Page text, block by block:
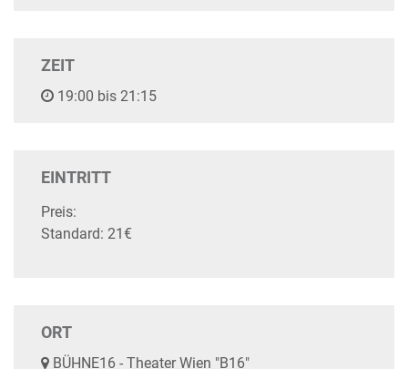
ZEIT
19:00 bis 21:15
EINTRITT
Preis:
Standard: 21€
ORT
BÜHNE16 - Theater Wien "B16"